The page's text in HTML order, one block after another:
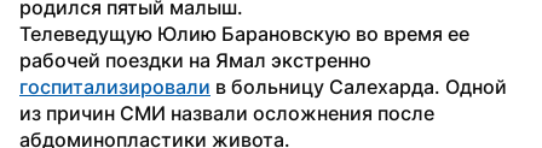
родился пятый малыш.
Телеведущую Юлию Барановскую во время ее
госпитализировали в больницу Салехарда. Одной
из причин СМИ назвали осложнения после
абдоминопластики живота.